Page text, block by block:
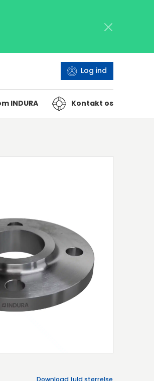
Log ind
INDURA Kontakt os
Download fuld størrelse